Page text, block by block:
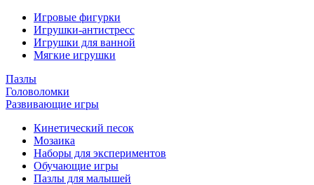
Игровые фигурки
Игрушки-антистресс
Игрушки для ванной
Мягкие игрушки
Пазлы
Головоломки
Развивающие игры
Кинетический песок
Мозаика
Наборы для экспериментов
Обучающие игры
Пазлы для малышей